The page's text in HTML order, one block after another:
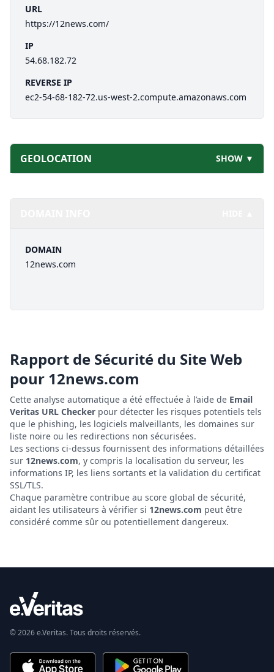
URL
https://12news.com/
IP
54.68.182.72
REVERSE IP
ec2-54-68-182-72.us-west-2.compute.amazonaws.com
GEOLOCATION SHOW ▼
DOMAIN
12news.com
Rapport de Sécurité du Site Web
pour 12news.com
Cette analyse automatique a été effectuée à l’aide de Email
Veritas URL Checker pour détecter les risques potentiels tels
que le phishing, les logiciels malveillants, les domaines sur
liste noire ou les redirections non sécurisées.
Les sections ci-dessus fournissent des informations détaillées
sur 12news.com, y compris la localisation du serveur, les
informations IP, les liens sortants et la validation du certificat
SSL/TLS.
Chaque paramètre contribue au score global de sécurité,
aidant les utilisateurs à vérifier si 12news.com peut être
considéré comme sûr ou potentiellement dangereux.
© 2026 e.Veritas. Tous droits réservés.